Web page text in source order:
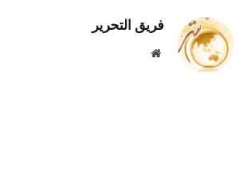
فريق التحرير
موقع